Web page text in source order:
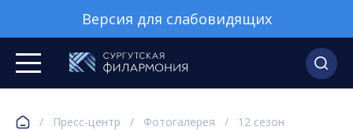
Версия для слабовидящих
/ Пресс-центр / Фотогалерея / 12 сезон